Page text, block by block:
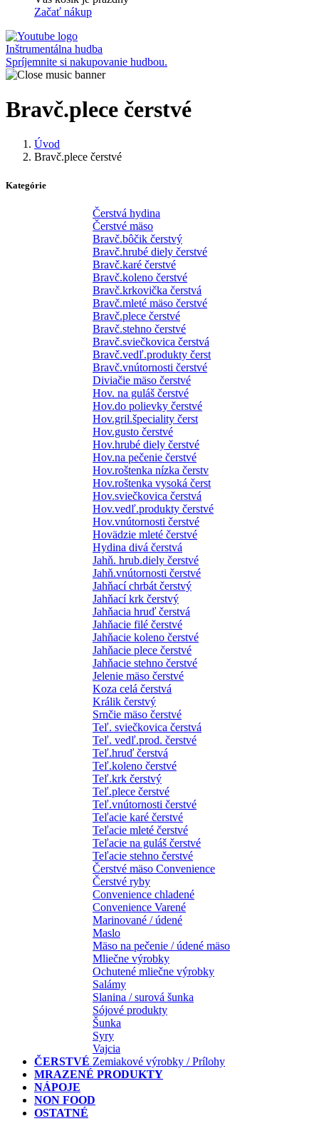
Začať nákup
Inštrumentálna hudba
Spríjemnite si nakupovanie hudbou.
Bravč.plece čerstvé
Úvod
Bravč.plece čerstvé
Kategórie
ČERSTVÉ
Čerstvá hydina
Čerstvé mäso
Bravč.bôčik čerstvý
Bravč.hrubé diely čerstvé
Bravč.karé čerstvé
Bravč.koleno čerstvé
Bravč.krkovička čerstvá
Bravč.mleté mäso čerstvé
Bravč.plece čerstvé
Bravč.stehno čerstvé
Bravč.sviečkovica čerstvá
Bravč.vedľ.produkty čerst
Bravč.vnútornosti čerstvé
Diviačie mäso čerstvé
Hov. na guláš čerstvé
Hov.do polievky čerstvé
Hov.gril.špeciality čerst
Hov.gusto čerstvé
Hov.hrubé diely čerstvé
Hov.na pečenie čerstvé
Hov.roštenka nízka čerstv
Hov.roštenka vysoká čerst
Hov.sviečkovica čerstvá
Hov.vedľ.produkty čerstvé
Hov.vnútornosti čerstvé
Hovädzie mleté čerstvé
Hydina divá čerstvá
Jahň. hrub.diely čerstvé
Jahň.vnútornosti čerstvé
Jahňací chrbát čerstvý
Jahňací krk čerstvý
Jahňacia hruď čerstvá
Jahňacie filé čerstvé
Jahňacie koleno čerstvé
Jahňacie plece čerstvé
Jahňacie stehno čerstvé
Jelenie mäso čerstvé
Koza celá čerstvá
Králik čerstvý
Srnčie mäso čerstvé
Teľ. sviečkovica čerstvá
Teľ. vedľ.prod. čerstvé
Teľ.hruď čerstvá
Teľ.koleno čerstvé
Teľ.krk čerstvý
Teľ.plece čerstvé
Teľ.vnútornosti čerstvé
Teľacie karé čerstvé
Teľacie mleté čerstvé
Teľacie na guláš čerstvé
Teľacie stehno čerstvé
Čerstvé mäso Convenience
Čerstvé ryby
Convenience chladené
Convenience Varené
Marinované / údené
Maslo
Mäso na pečenie / údené mäso
Mliečne výrobky
Ochutené mliečne výrobky
Salámy
Slanina / surová šunka
Sójové produkty
Šunka
Syry
Vajcia
Zemiakové výrobky / Prílohy
MRAZENÉ PRODUKTY
NÁPOJE
NON FOOD
OSTATNÉ